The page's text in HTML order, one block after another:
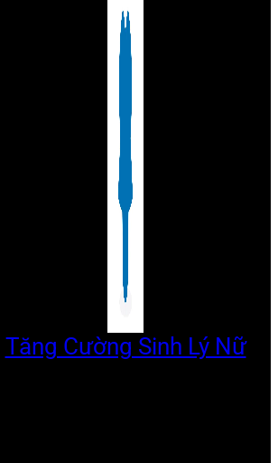
Tăng Cường Sinh Lý Nữ